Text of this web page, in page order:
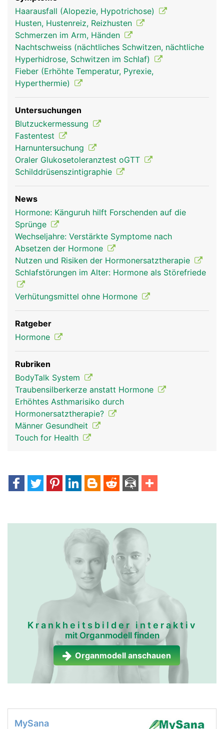
System Frau
Kopf Links Mann
Haarausfall (Alopezie, Hypotrichose)
Husten, Hustenreiz, Reizhusten
Schmerzen im Arm, Händen
Nachtschweiss (nächtliches Schwitzen, nächtliche
Hyperhidrose, Schwitzen im Schlaf)
Fieber (Erhöhte Temperatur, Pyrexie,
Hyperthermie)
Untersuchungen
Blutzuckermessung
Fastentest
Harnuntersuchung
Oraler Glukosetoleranztest oGTT
Schilddrüsenszintigraphie
News
Hormone: Känguruh hilft Forschenden auf die
Sprünge
Wechseljahre: Verstärkte Symptome nach
Absetzen der Hormone
Nutzen und Risiken der Hormonersatztherapie
Schlafstörungen im Alter: Hormone als Störefriede
Verhütungsmittel ohne Hormone
Ratgeber
Hormone
Rubriken
BodyTalk System
Traubensilberkerze anstatt Hormone
Erhöhtes Asthmarisiko durch
Hormonersatztherapie?
Männer Gesundheit
Touch for Health
Krankheitsbilder interaktiv
mit Organmodell finden
Organmodell anschauen
MySana